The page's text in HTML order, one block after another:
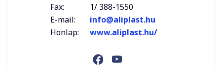
Fax:
1/ 388-1550
E-mail:
info@aliplast.hu
Honlap:
www.aliplast.hu/